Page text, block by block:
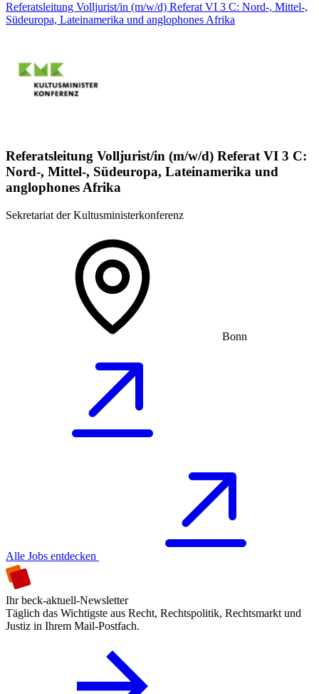
Referatsleitung Volljurist/in (m/w/d) Referat VI 3 C: Nord-, Mittel-,
Südeuropa, Lateinamerika und anglophones Afrika
Referatsleitung Volljurist/in (m/w/d) Referat VI 3 C:
Nord-, Mittel-, Südeuropa, Lateinamerika und
anglophones Afrika
Sekretariat der Kultusministerkonferenz
Bonn
Alle Jobs entdecken
Ihr beck-aktuell-Newsletter
Täglich das Wichtigste aus Recht, Rechtspolitik, Rechtsmarkt und
Justiz in Ihrem Mail-Postfach.